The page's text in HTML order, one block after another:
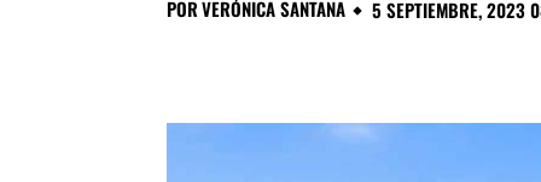
PORVERÓNICA SANTANA 5 SEPTIEMBRE, 2023